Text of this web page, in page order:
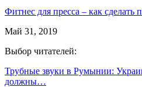
Фитнес для пресса – как
Май 31, 2019
Выбор читателей:
Трубные звуки в Румынии:
должны…